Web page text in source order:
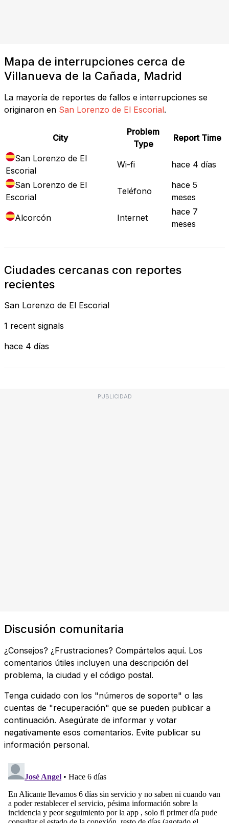
Mapa de interrupciones cerca de
Villanueva de la Cañada, Madrid
La mayoría de reportes de fallos e interrupciones se
originaron en San Lorenzo de El Escorial.
City
Problem
Type
Report Time
San Lorenzo de El
Escorial
Wi-fi
hace 4 días
San Lorenzo de El
Escorial
Teléfono
hace 5
meses
Alcorcón
Internet
hace 7
meses
Ciudades cercanas con reportes
recientes
San Lorenzo de El Escorial
1 recent signals
hace 4 días
PUBLICIDAD
Discusión comunitaria
¿Consejos? ¿Frustraciones? Compártelos aquí. Los
comentarios útiles incluyen una descripción del
problema, la ciudad y el código postal.
Tenga cuidado con los "números de soporte" o las
cuentas de "recuperación" que se pueden publicar a
continuación. Asegúrate de informar y votar
negativamente esos comentarios. Evite publicar su
información personal.